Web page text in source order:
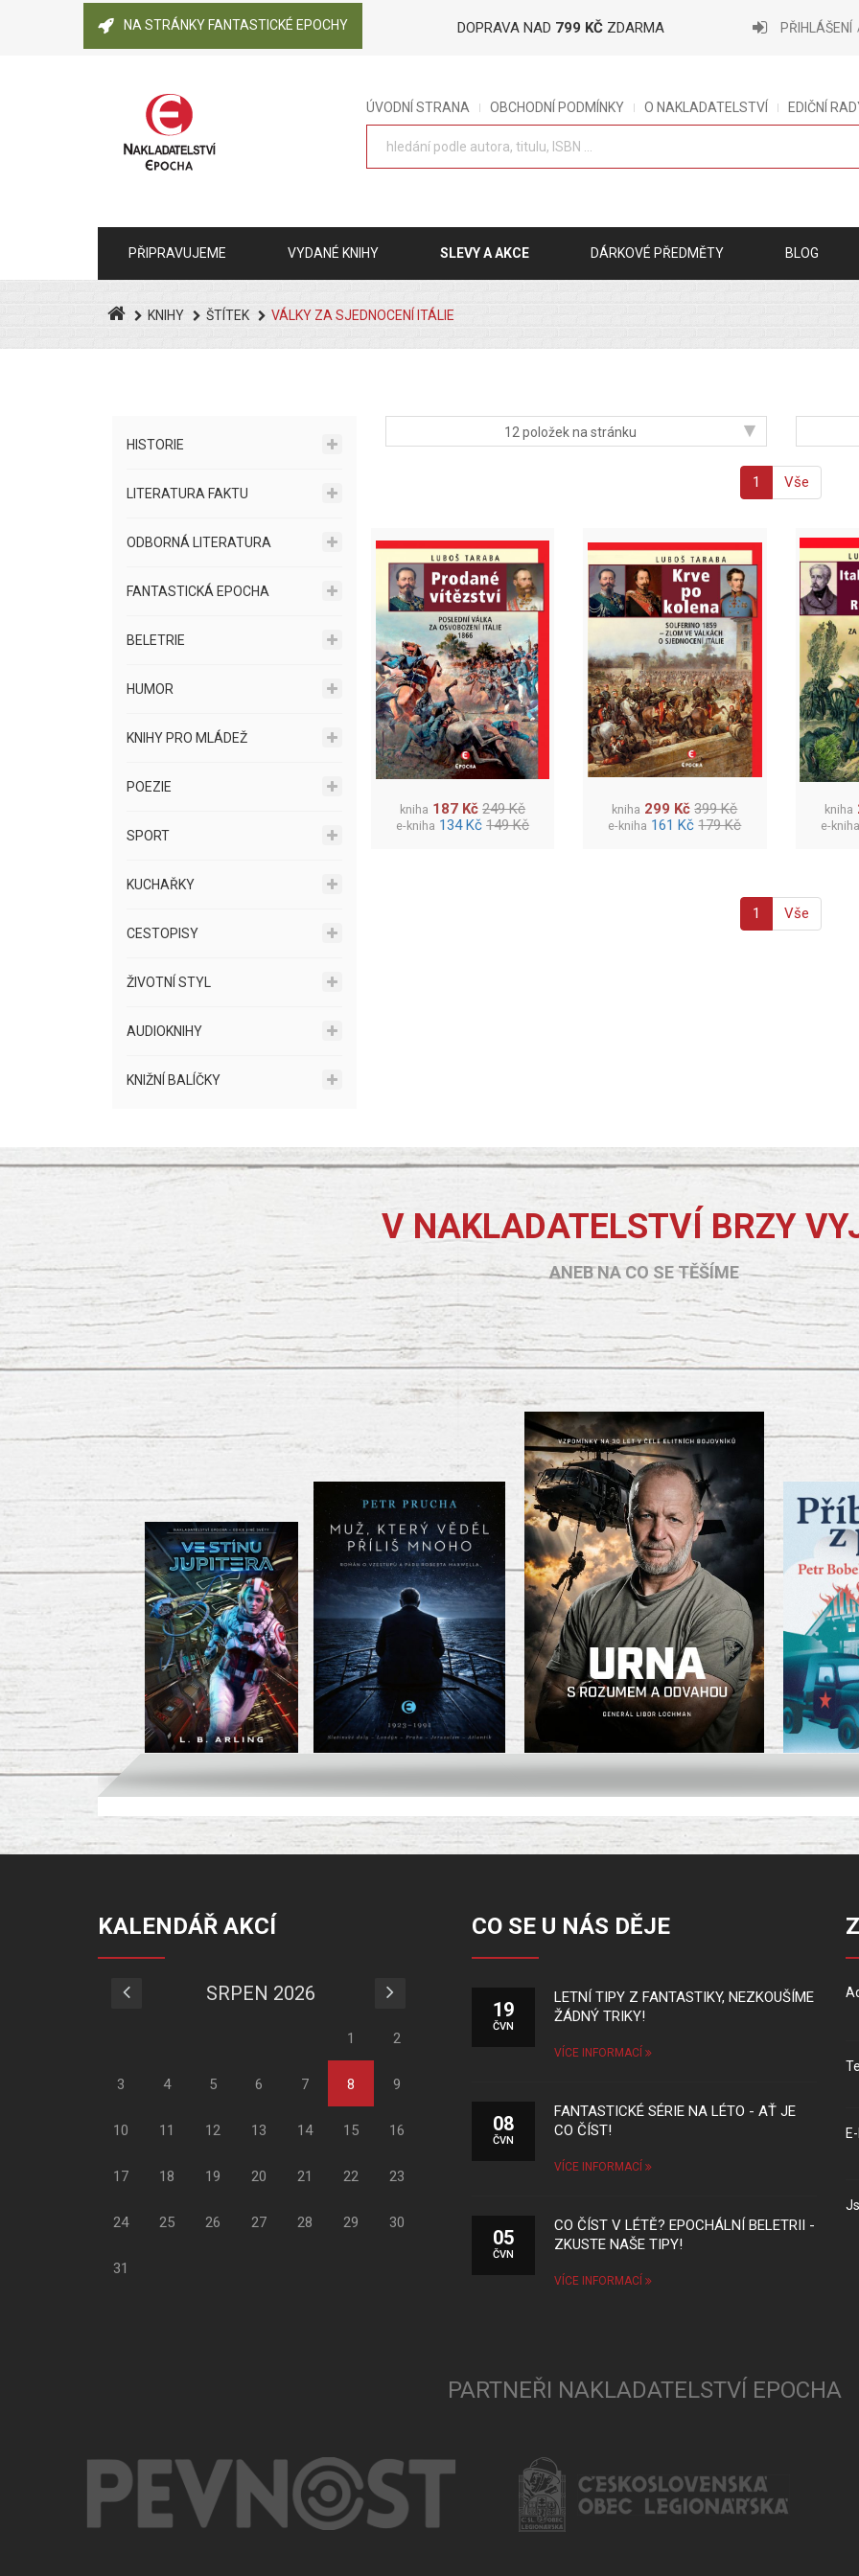
NA STRÁNKY FANTASTICKÉ EPOCHY DOPRAVA NAD 799 KČ ZDARMA PŘIHLÁŠENÍ
ÚVODNÍ STRANA OBCHODNÍ PODMÍNKY O NAKLADATELSTVÍ EDIČNÍ
PŘIPRAVUJEME VYDANÉ KNIHY SLEVY A AKCE DÁRKOVÉ PŘEDMĚTY BLOG
KNIHY ŠTÍTEK VÁLKY ZA SJEDNOCENÍ ITÁLIE
HISTORIE
LITERATURA FAKTU
ODBORNÁ LITERATURA
FANTASTICKÁ EPOCHA
BELETRIE
HUMOR
KNIHY PRO MLÁDEŽ
POEZIE
SPORT
KUCHAŘKY
CESTOPISY
ŽIVOTNÍ STYL
AUDIOKNIHY
KNIŽNÍ BALÍČKY
12 položek na stránku ▾
1 Vše
kniha 187 Kč 249 Kč
e-kniha 134 Kč 149 Kč
kniha 299 Kč 399 Kč
e-kniha 161 Kč 179 Kč
kniha
e-kniha
1 Vše
V NAKLADATELSTVÍ BRZY
ANEB NA CO SE TĚŠÍME
KALENDÁŘ AKCÍ
SRPEN 2026
1 2
3 4 5 6 7 8 9
10 11 12 13 14 15 16
17 18 19 20 21 22 23
24 25 26 27 28 29 30
31
CO SE U NÁS DĚJE
19
ČVN
LETNÍ TIPY Z FANTASTIKY, NEZKOUŠÍME
ŽÁDNÝ TRIKY!
VÍCE INFORMACÍ
08
ČVN
FANTASTICKÉ SÉRIE NA LÉTO - AŤ JE
CO ČÍST!
VÍCE INFORMACÍ
05
ČVN
CO ČÍST V LÉTĚ? EPOCHÁLNÍ BELETRII -
ZKUSTE NAŠE TIPY!
VÍCE INFORMACÍ
PARTNEŘI NAKLADATELSTVÍ EPOCHA